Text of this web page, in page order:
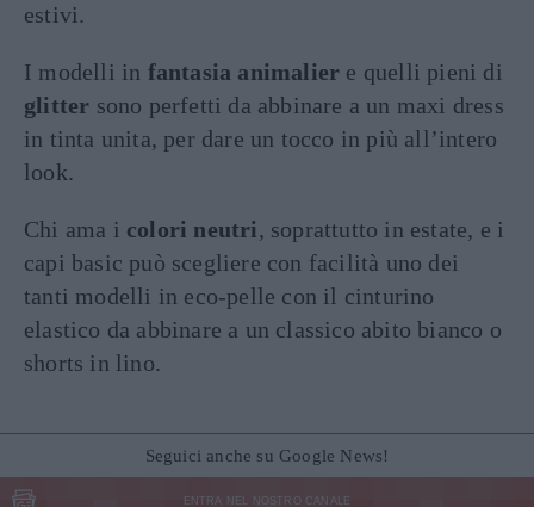
estivi.
I modelli in fantasia animalier e quelli pieni di
glitter sono perfetti da abbinare a un maxi dress
in tinta unita, per dare un tocco in più all’intero
look.
Chi ama i colori neutri, soprattutto in estate, e i
capi basic può scegliere con facilità uno dei
tanti modelli in eco-pelle con il cinturino
elastico da abbinare a un classico abito bianco o
shorts in lino.
Seguici anche su Google News!
ENTRA NEL NOSTRO CANALE